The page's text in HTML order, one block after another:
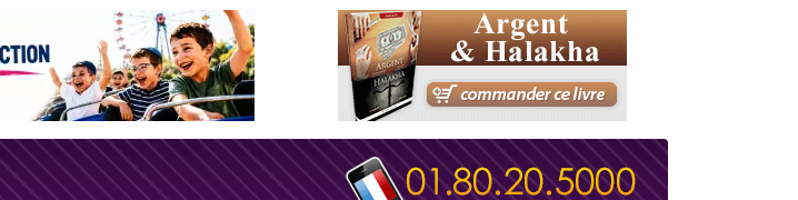
Zoom
Reloger Rivka, 6 enfants, victime de violences...
1 Journée de Vacances Pour les Enfants